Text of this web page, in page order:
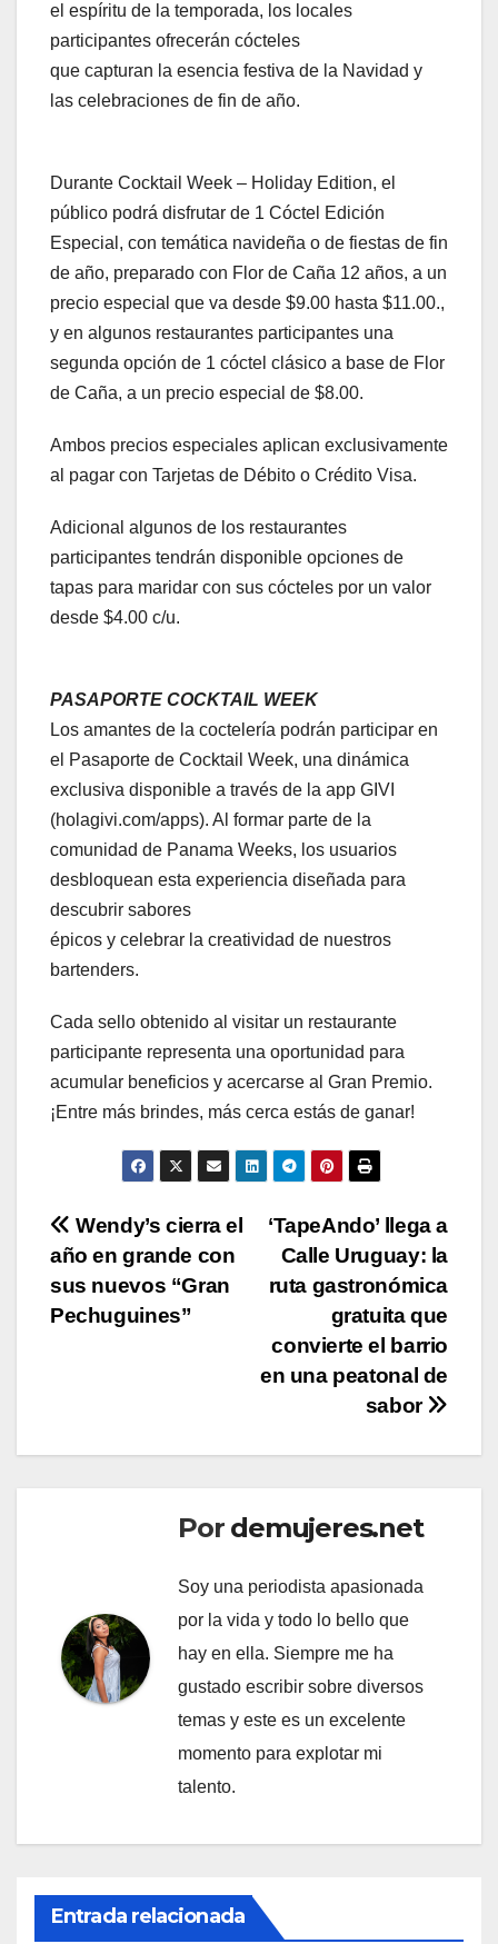
el espíritu de la temporada, los locales
participantes ofrecerán cócteles
que capturan la esencia festiva de la Navidad y
las celebraciones de fin de año.
Durante Cocktail Week – Holiday Edition, el
público podrá disfrutar de 1 Cóctel Edición
Especial, con temática navideña o de fiestas de fin
de año, preparado con Flor de Caña 12 años, a un
precio especial que va desde $9.00 hasta $11.00.,
y en algunos restaurantes participantes una
segunda opción de 1 cóctel clásico a base de Flor
de Caña, a un precio especial de $8.00.
Ambos precios especiales aplican exclusivamente
al pagar con Tarjetas de Débito o Crédito Visa.
Adicional algunos de los restaurantes
participantes tendrán disponible opciones de
tapas para maridar con sus cócteles por un valor
desde $4.00 c/u.
PASAPORTE COCKTAIL WEEK
Los amantes de la coctelería podrán participar en
el Pasaporte de Cocktail Week, una dinámica
exclusiva disponible a través de la app GIVI
(holagivi.com/apps). Al formar parte de la
comunidad de Panama Weeks, los usuarios
desbloquean esta experiencia diseñada para
descubrir sabores
épicos y celebrar la creatividad de nuestros
bartenders.
Cada sello obtenido al visitar un restaurante
participante representa una oportunidad para
acumular beneficios y acercarse al Gran Premio.
¡Entre más brindes, más cerca estás de ganar!
Navegación
de
entradas
‘TapeAndo’ llega a
Calle Uruguay: la
ruta gastronómica
gratuita que
convierte el barrio
en una peatonal de
sabor
Wendy’s cierra el
año en grande con
sus nuevos “Gran
Pechuguines”
Por demujeres.net
Soy una periodista apasionada
por la vida y todo lo bello que
hay en ella. Siempre me ha
gustado escribir sobre diversos
temas y este es un excelente
momento para explotar mi
talento.
Entrada relacionada